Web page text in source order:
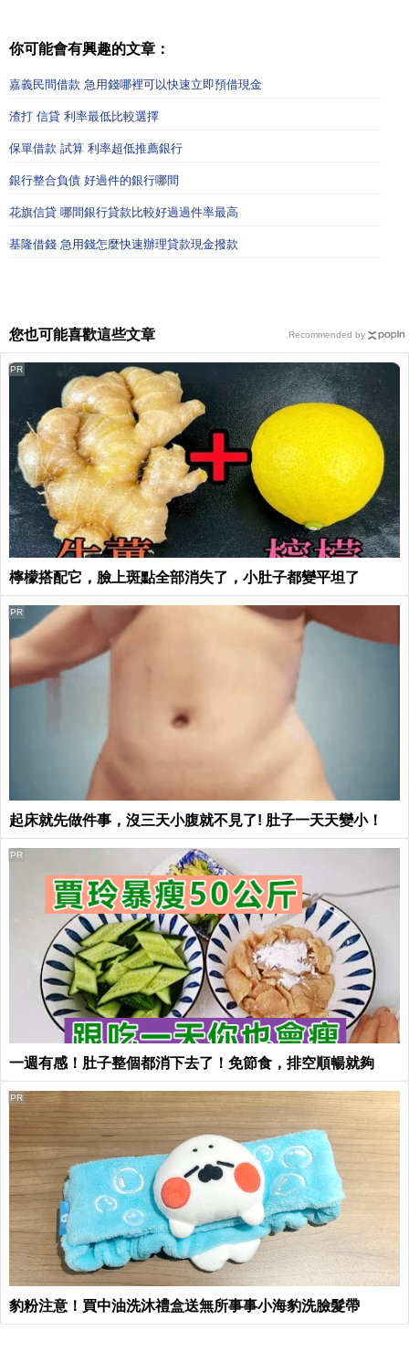
你可能會有興趣的文章：
嘉義民間借款 急用錢哪裡可以快速立即預借現金
渣打 信貸 利率最低比較選擇
保單借款 試算 利率超低推薦銀行
銀行整合負債 好過件的銀行哪間
花旗信貸 哪間銀行貸款比較好過過件率最高
基隆借錢 急用錢怎麼快速辦理貸款現金撥款
您也可能喜歡這些文章
檸檬搭配它，臉上斑點全部消失了，小肚子都變平坦了
PR
起床就先做件事，沒三天小腹就不見了! 肚子一天天變小！
PR
一週有感！肚子整個都消下去了！免節食，排空順暢就夠
PR
豹粉注意！買中油洗沐禮盒送無所事事小海豹洗臉髮帶
PR
Recommended by